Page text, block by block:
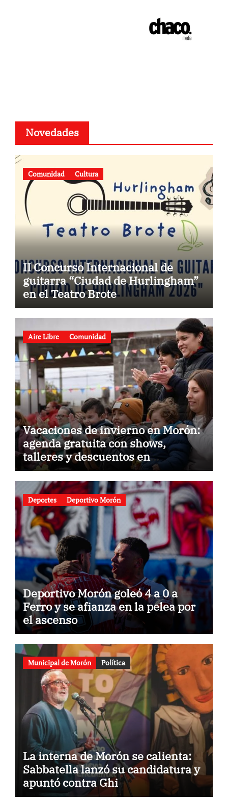
Novedades
Comunidad Cultura
II Concurso Internacional de
guitarra “Ciudad de Hurlingham”
en el Teatro Brote
Aire Libre Comunidad
Vacaciones de invierno en Morón:
agenda gratuita con shows,
talleres y descuentos en
gastronomía
Deportes Deportivo Morón
Deportivo Morón goleó 4 a 0 a
Ferro y se afianza en la pelea por
el ascenso
Municipal de Morón Política
La interna de Morón se calienta:
Sabbatella lanzó su candidatura y
apuntó contra Ghi